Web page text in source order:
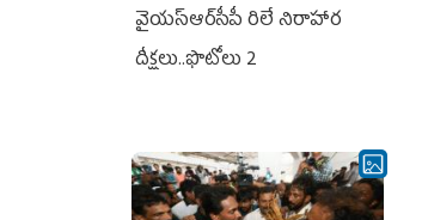
వైయ‌స్ఆర్‌సీపీ రిలే నిరాహార
దీక్షలు..ఫొటోలు 2